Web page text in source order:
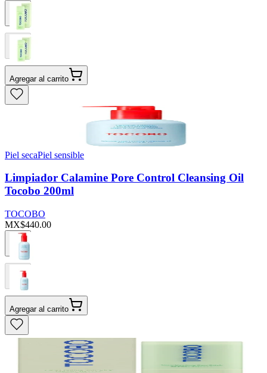
Agregar al carrito
Piel secaPiel sensible
Limpiador Calamine Pore Control Cleansing Oil
Tocobo 200ml
TOCOBO
MX$440.00
Agregar al carrito